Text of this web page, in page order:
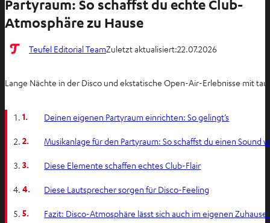
Partyraum: So schaffst du echte Club-
Atmosphäre zu Hause
Teufel Editorial TeamZuletzt aktualisiert:22.07.2026
Lange Nächte in der Disco und ekstatische Open-Air-Erlebnisse mit
1. Deinen eigenen Partyraum einrichten: So gelingt’s
2. Musikanlage für den Partyraum: So schaffst du einen Sound
3. Diese Elemente schaffen echtes Club-Flair
4. Diese Lautsprecher sorgen für Disco-Feeling
5. Fazit: Disco-Atmosphäre lässt sich auch im eigenen